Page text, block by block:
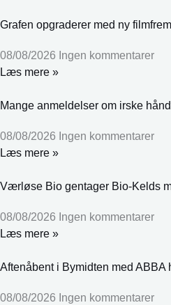
Grafen opgraderer med ny
08/08/2026 Ingen kommentarer
Læs mere »
Mange anmeldelser om irske
08/08/2026 Ingen kommentarer
Læs mere »
Værløse Bio gentager Bio-Kelds
08/08/2026 Ingen kommentarer
Læs mere »
Aftenåbent i Bymidten med ABBA
08/08/2026 Ingen kommentarer